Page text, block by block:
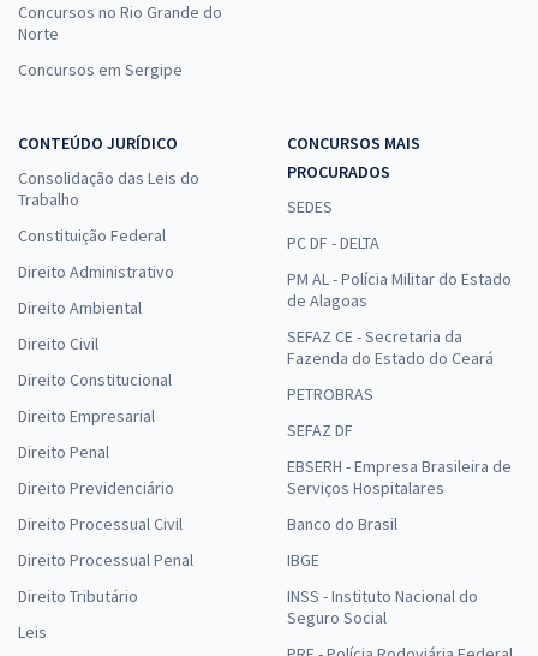
Concursos no Rio Grande do
Norte
Concursos em Sergipe
CONTEÚDO JURÍDICO
Consolidação das Leis do
Trabalho
Constituição Federal
Direito Administrativo
Direito Ambiental
Direito Civil
Direito Constitucional
Direito Empresarial
Direito Penal
Direito Previdenciário
Direito Processual Civil
Direito Processual Penal
Direito Tributário
Leis
CONCURSOS MAIS
PROCURADOS
SEDES
PC DF - DELTA
PM AL - Polícia Militar do Estado
de Alagoas
SEFAZ CE - Secretaria da
Fazenda do Estado do Ceará
PETROBRAS
SEFAZ DF
EBSERH - Empresa Brasileira de
Serviços Hospitalares
Banco do Brasil
IBGE
INSS - Instituto Nacional do
Seguro Social